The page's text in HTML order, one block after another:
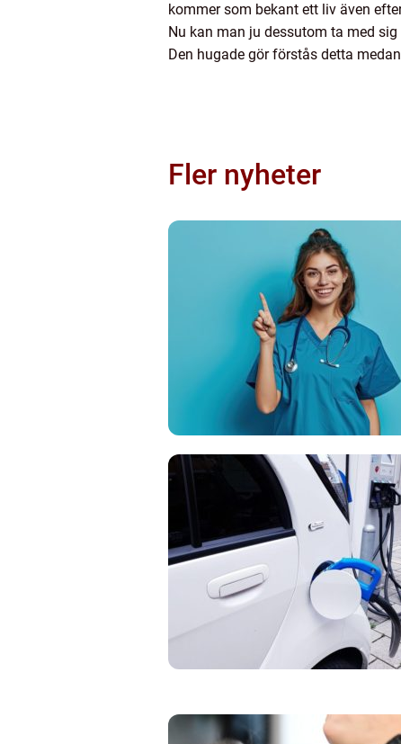
kommer som bekant ett liv även
Nu kan man ju dessutom ta med
Den hugade gör förstås detta
Fler nyheter